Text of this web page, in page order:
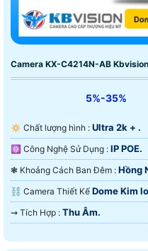
Camera KX-C4214N-AB Kbvision
5%-35%
🔅 Chất lượng hình : Ultra 2k + .
⚛️ Công Nghệ Sử Dụng : IP POE.
❃ Khoảng Cách Ban Đêm : Hồng
⛓ Camera Thiết Kế Dome Kim
️⇝ Tích Hợp : Thu Âm.